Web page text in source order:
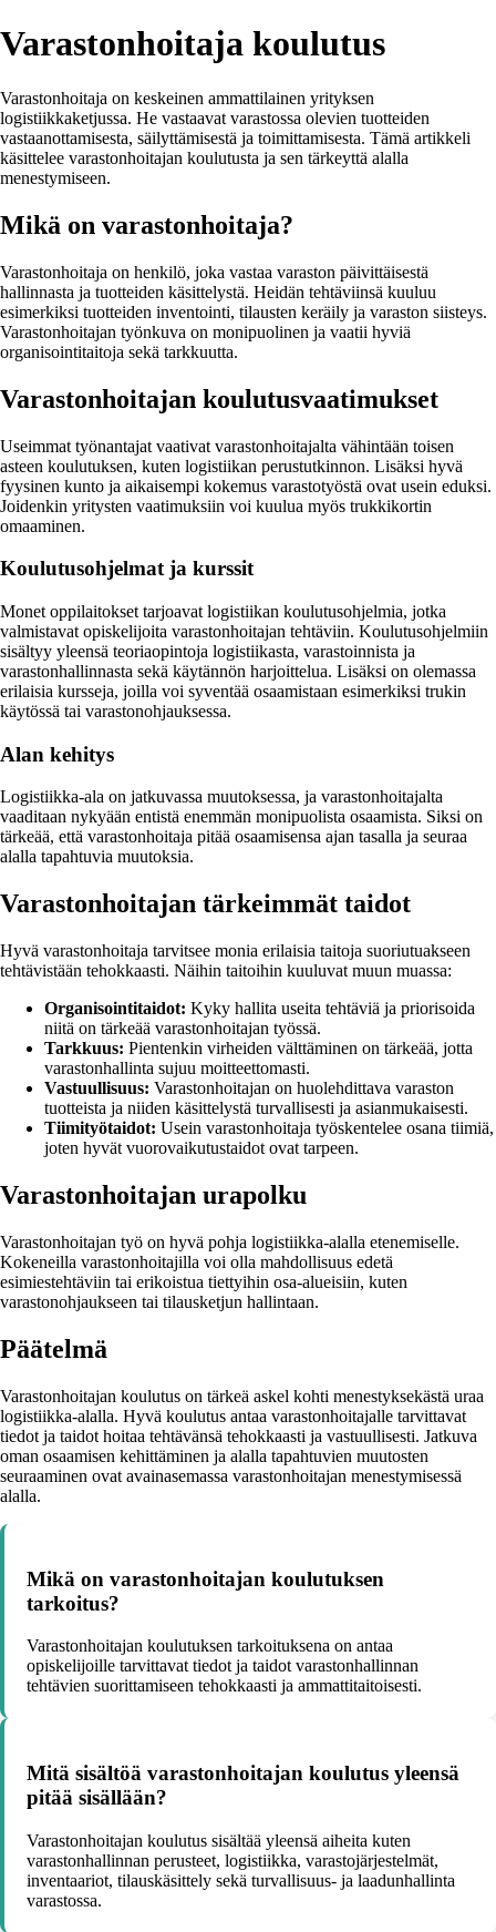
Varastonhoitaja koulutus
Varastonhoitaja on keskeinen ammattilainen yrityksen
logistiikkaketjussa. He vastaavat varastossa olevien tuotteiden
vastaanottamisesta, säilyttämisestä ja toimittamisesta. Tämä artikkeli
käsittelee varastonhoitajan koulutusta ja sen tärkeyttä alalla
menestymiseen.
Mikä on varastonhoitaja?
Varastonhoitaja on henkilö, joka vastaa varaston päivittäisestä
hallinnasta ja tuotteiden käsittelystä. Heidän tehtäviinsä kuuluu
esimerkiksi tuotteiden inventointi, tilausten keräily ja varaston siisteys.
Varastonhoitajan työnkuva on monipuolinen ja vaatii hyviä
organisointitaitoja sekä tarkkuutta.
Varastonhoitajan koulutusvaatimukset
Useimmat työnantajat vaativat varastonhoitajalta vähintään toisen
asteen koulutuksen, kuten logistiikan perustutkinnon. Lisäksi hyvä
fyysinen kunto ja aikaisempi kokemus varastotyöstä ovat usein eduksi.
Joidenkin yritysten vaatimuksiin voi kuulua myös trukkikortin
omaaminen.
Koulutusohjelmat ja kurssit
Monet oppilaitokset tarjoavat logistiikan koulutusohjelmia, jotka
valmistavat opiskelijoita varastonhoitajan tehtäviin. Koulutusohjelmiin
sisältyy yleensä teoriaopintoja logistiikasta, varastoinnista ja
varastonhallinnasta sekä käytännön harjoittelua. Lisäksi on olemassa
erilaisia kursseja, joilla voi syventää osaamistaan esimerkiksi trukin
käytössä tai varastonohjauksessa.
Alan kehitys
Logistiikka-ala on jatkuvassa muutoksessa, ja varastonhoitajalta
vaaditaan nykyään entistä enemmän monipuolista osaamista. Siksi on
tärkeää, että varastonhoitaja pitää osaamisensa ajan tasalla ja seuraa
alalla tapahtuvia muutoksia.
Varastonhoitajan tärkeimmät taidot
Hyvä varastonhoitaja tarvitsee monia erilaisia taitoja suoriutuakseen
tehtävistään tehokkaasti. Näihin taitoihin kuuluvat muun muassa:
Organisointitaidot: Kyky hallita useita tehtäviä ja priorisoida
niitä on tärkeää varastonhoitajan työssä.
Tarkkuus: Pientenkin virheiden välttäminen on tärkeää, jotta
varastonhallinta sujuu moitteettomasti.
Vastuullisuus: Varastonhoitajan on huolehdittava varaston
tuotteista ja niiden käsittelystä turvallisesti ja asianmukaisesti.
Tiimityötaidot: Usein varastonhoitaja työskentelee osana tiimiä,
joten hyvät vuorovaikutustaidot ovat tarpeen.
Varastonhoitajan urapolku
Varastonhoitajan työ on hyvä pohja logistiikka-alalla etenemiselle.
Kokeneilla varastonhoitajilla voi olla mahdollisuus edetä
esimiestehtäviin tai erikoistua tiettyihin osa-alueisiin, kuten
varastonohjaukseen tai tilausketjun hallintaan.
Päätelmä
Varastonhoitajan koulutus on tärkeä askel kohti menestyksekästä uraa
logistiikka-alalla. Hyvä koulutus antaa varastonhoitajalle tarvittavat
tiedot ja taidot hoitaa tehtävänsä tehokkaasti ja vastuullisesti. Jatkuva
oman osaamisen kehittäminen ja alalla tapahtuvien muutosten
seuraaminen ovat avainasemassa varastonhoitajan menestymisessä
alalla.
Mikä on varastonhoitajan koulutuksen
tarkoitus?
Varastonhoitajan koulutuksen tarkoituksena on antaa
opiskelijoille tarvittavat tiedot ja taidot varastonhallinnan
tehtävien suorittamiseen tehokkaasti ja ammattitaitoisesti.
Mitä sisältöä varastonhoitajan koulutus yleensä
pitää sisällään?
Varastonhoitajan koulutus sisältää yleensä aiheita kuten
varastonhallinnan perusteet, logistiikka, varastojärjestelmät,
inventaariot, tilauskäsittely sekä turvallisuus- ja laadunhallinta
varastossa.